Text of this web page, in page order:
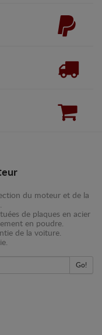
du moteur et de la
de plaques en acier
en poudre.
de la voiture.
Go!